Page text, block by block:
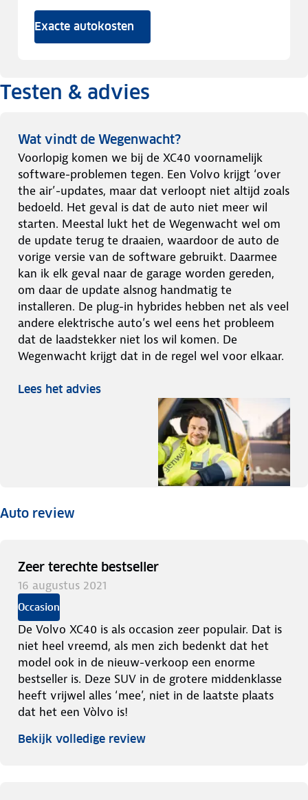
Exacte autokosten
Testen & advies
Wat vindt de Wegenwacht?
Voorlopig komen we bij de XC40 voornamelijk
software-problemen tegen. Een Volvo krijgt ‘over
the air’-updates, maar dat verloopt niet altijd zoals
bedoeld. Het geval is dat de auto niet meer wil
starten. Meestal lukt het de Wegenwacht wel om
de update terug te draaien, waardoor de auto de
vorige versie van de software gebruikt. Daarmee
kan ik elk geval naar de garage worden gereden,
om daar de update alsnog handmatig te
installeren. De plug-in hybrides hebben net als veel
andere elektrische auto’s wel eens het probleem
dat de laadstekker niet los wil komen. De
Wegenwacht krijgt dat in de regel wel voor elkaar.
Lees het advies
Auto review
Zeer terechte bestseller
16 augustus 2021
Occasion
De Volvo XC40 is als occasion zeer populair. Dat is
niet heel vreemd, als men zich bedenkt dat het
model ook in de nieuw-verkoop een enorme
bestseller is. Deze SUV in de grotere middenklasse
heeft vrijwel alles ‘mee’, niet in de laatste plaats
dat het een Vòlvo is!
Bekijk volledige review